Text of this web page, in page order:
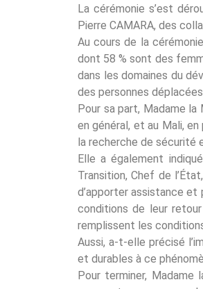
La cérémonie s’est
Pierre CAMARA, des
Au cours de la
dont 58 % sont des
dans les domaines du
des personnes
Pour sa part, Madame
en général, et au Mali,
la recherche de sécurité
Elle a également
Transition, Chef de
d’apporter assistance et
conditions de leur
remplissent les
Aussi, a-t-elle précisé
et durables à ce
Pour terminer,